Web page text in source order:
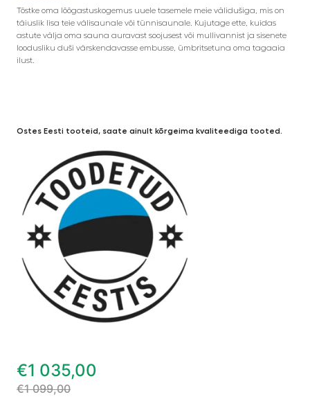
Tõstke oma lõõgastuskogemus uuele tasemele meie välidušiga, mis on
täiuslik lisa teie välisaunale või tünnisaunale. Kujutage ette, kuidas
astute välja oma sauna auravast soojusest või mullivannist ja sisenete
loodusliku duši värskendavasse embusse, ümbritsetuna oma tagaaia
ilust.
Ostes Eesti tooteid, saate ainult kõrgeima kvaliteediga tooted.
€1 035,00
€1 099,00